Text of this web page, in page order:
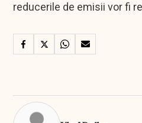
reducerile de emisii vor fi